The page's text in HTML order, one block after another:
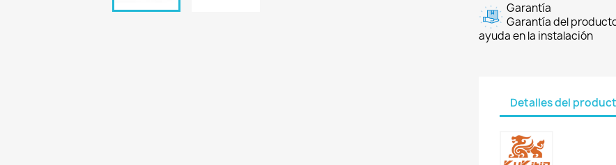
Garantía
Garantía del
ayuda en la instalación
Detalles del